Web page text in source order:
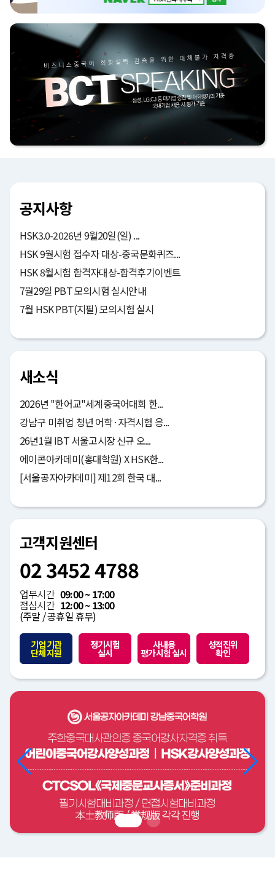
공지사항
HSK3.0-2026년 9월20일(일) ...
HSK 9월시험 접수자 대상-중국문화퀴즈...
HSK 8월시험 합격자대상-합격후기이벤트
7월29일 PBT 모의시험 실시안내
7월 HSK PBT(지필) 모의시험 실시
새소식
2026년 "한어교"세계중국어대회 한...
강남구 미취업 청년 어학·자격시험 응...
26년1월 IBT 서울고시장 신규 오...
에이콘아카데미(홍대학원) X HSK한...
[서울공자아카데미] 제12회 한국 대...
고객지원센터
02 3452 4788
업무시간 09:00 ~ 17:00
점심시간 12:00 ~ 13:00
(주말 / 공휴일 휴무)
기업 기관
단체 지원
정기시험
실시
사내용
평가시험 실시
성적진위
확인